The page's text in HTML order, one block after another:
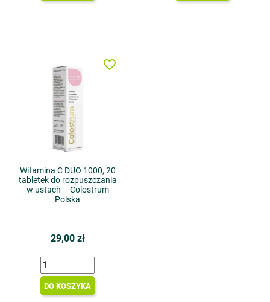
Witamina C DUO 1000, 20
tabletek do rozpuszczania
w ustach – Colostrum
Polska
29,00 zł
DO KOSZYKA
favorite_border